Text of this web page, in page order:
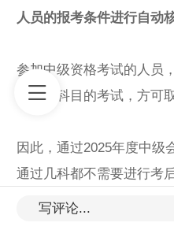
人员的报考条件进行自动核
参加中级资格考试的人员
过全部科目的考试，方可
因此，通过2025年度中级
通过几科都不需要进行考
通过全部科目的考生，请
写评论...